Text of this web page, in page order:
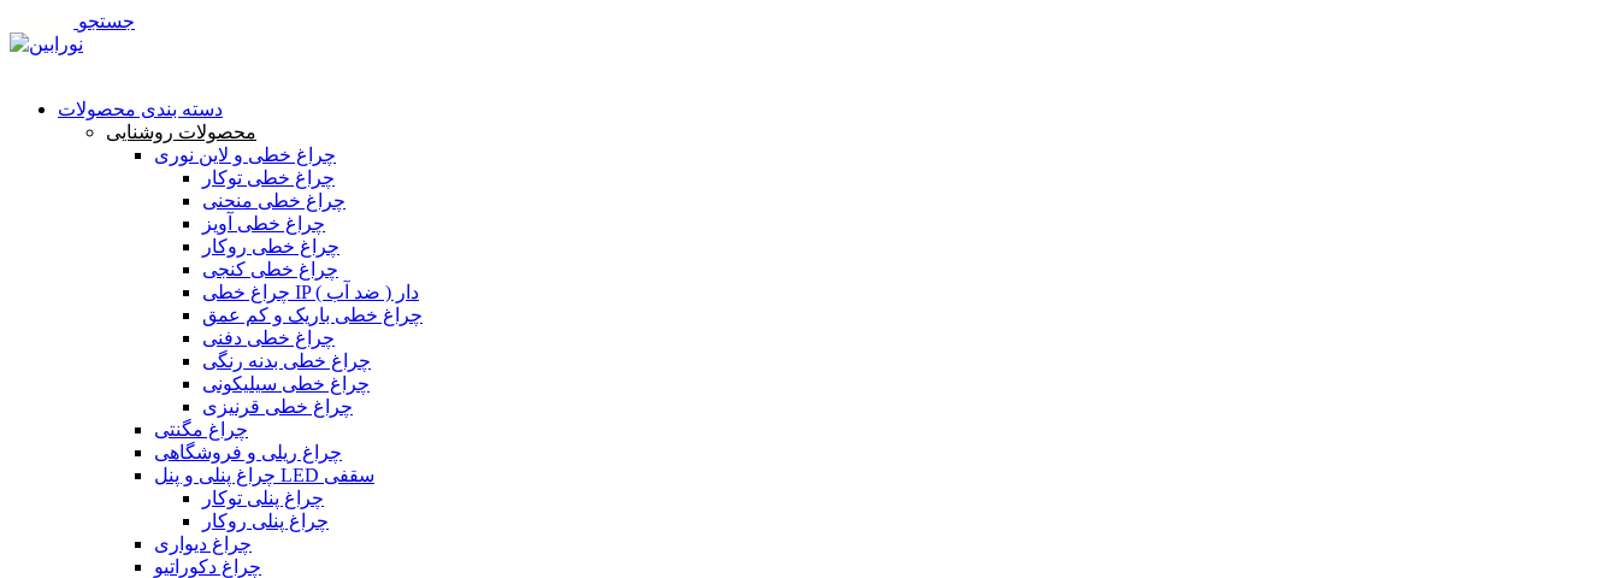
جستجو
دسته بندی محصولات
محصولات روشنایی
چراغ خطی و لاین نوری
چراغ خطی توکار
چراغ خطی منحنی
چراغ خطی آویز
چراغ خطی روکار
چراغ خطی کنجی
چراغ خطی IP دار ( ضد آب )
چراغ خطی باریک و کم عمق
چراغ خطی دفنی
چراغ خطی بدنه رنگی
چراغ خطی سیلیکونی
چراغ خطی قرنیزی
چراغ مگنتی
چراغ ریلی و فروشگاهی
چراغ پنلی و پنل LED سقفی
چراغ پنلی توکار
چراغ پنلی روکار
چراغ دیواری
چراغ دکوراتیو